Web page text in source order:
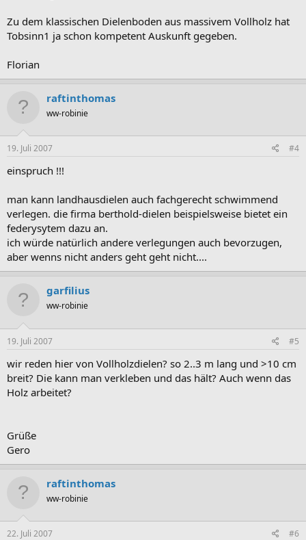
Zu dem klassischen Dielenboden aus massivem Vollholz hat
Tobsinn1 ja schon kompetent Auskunft gegeben.
Florian
raftinthomas
ww-robinie
19. Juli 2007 #4
einspruch !!!
man kann landhausdielen auch fachgerecht schwimmend
verlegen. die firma berthold-dielen beispielsweise bietet ein
federysytem dazu an.
ich würde natürlich andere verlegungen auch bevorzugen,
aber wenns nicht anders geht geht nicht....
garfilius
ww-robinie
19. Juli 2007 #5
wir reden hier von Vollholzdielen? so 2..3 m lang und >10 cm
breit? Die kann man verkleben und das hält? Auch wenn das
Holz arbeitet?
Grüße
Gero
raftinthomas
ww-robinie
22. Juli 2007 #6